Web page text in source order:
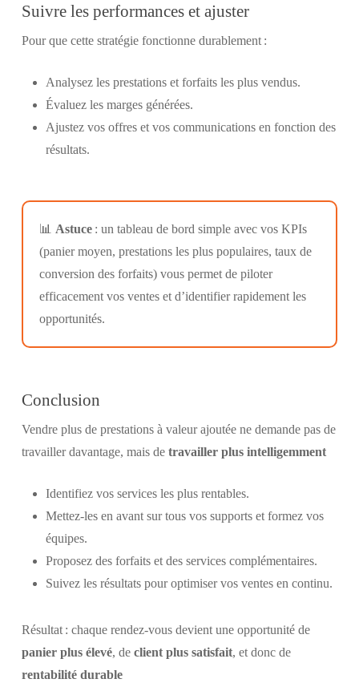
Suivre les performances et ajuster
Pour que cette stratégie fonctionne durablement :
Analysez les prestations et forfaits les plus vendus.
Évaluez les marges générées.
Ajustez vos offres et vos communications en fonction des
résultats.
📊 Astuce : un tableau de bord simple avec vos KPIs
(panier moyen, prestations les plus populaires, taux de
conversion des forfaits) vous permet de piloter
efficacement vos ventes et d’identifier rapidement les
opportunités.
Conclusion
Vendre plus de prestations à valeur ajoutée ne demande pas de
travailler davantage, mais de travailler plus intelligemment
Identifiez vos services les plus rentables.
Mettez-les en avant sur tous vos supports et formez vos
équipes.
Proposez des forfaits et des services complémentaires.
Suivez les résultats pour optimiser vos ventes en continu.
Résultat : chaque rendez-vous devient une opportunité de
panier plus élevé, de client plus satisfait, et donc de
rentabilité durable